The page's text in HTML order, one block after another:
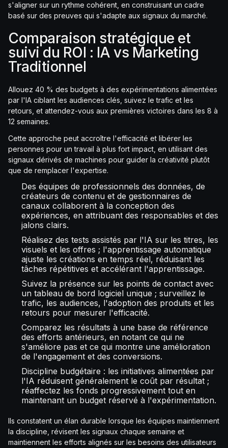
s'aligner sur un rythme cohérent, en construisant un cadre
basé sur des preuves qui s'adapte aux signaux du marché.
Comparaison stratégique et
suivi du ROI : IA vs Marketing
Traditionnel
Allouez 40 % des budgets à des expérimentations alimentées
par l'IA ciblant les audiences clés, suivez le trafic et les
retours, et attendez-vous aux premières victoires dans les 8 à
12 semaines.
Cette approche peut accroître l'efficacité et libérer les
personnes pour un travail à plus fort impact, en utilisant des
signaux dérivés de machines pour guider la créativité plutôt
que de remplacer l'expertise.
Des équipes de professionnels des données, de
créateurs de contenu et de gestionnaires de
canaux collaborent à la conception des
expériences, en attribuant des responsables et des
jalons clairs.
Réalisez des tests assistés par l'IA sur les titres, les
visuels et les offres ; l'apprentissage automatique
ajuste les créations en temps réel, réduisant les
tâches répétitives et accélérant l'apprentissage.
Suivez la présence sur les points de contact avec
un tableau de bord logiciel unique ; surveillez le
trafic, les audiences, l'adoption des produits et les
retours pour mesurer l'efficacité.
Comparez les résultats à une base de référence
des efforts antérieurs, en notant ce qui ne
s'améliore pas et ce qui montre une amélioration
de l'engagement et des conversions.
Discipline budgétaire : les initiatives alimentées par
l'IA réduisent généralement le coût par résultat ;
réaffectez les fonds progressivement tout en
maintenant un budget réservé à l'expérimentation.
Ils constatent un élan durable lorsque les équipes maintiennent
la discipline, révisent les signaux chaque semaine et
maintiennent les efforts alignés sur les besoins des utilisateurs